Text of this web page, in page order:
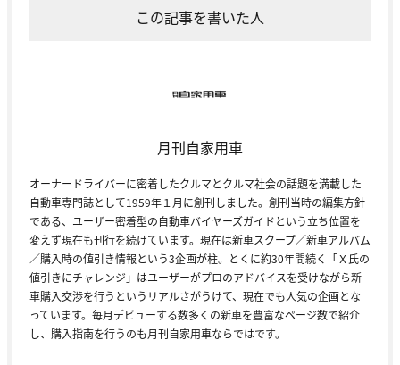
この記事を書いた人
月刊自家用車
オーナードライバーに密着したクルマとクルマ社会の話題を満載した
自動車専門誌として1959年１月に創刊しました。創刊当時の編集方針
である、ユーザー密着型の自動車バイヤーズガイドという立ち位置を
変えず現在も刊行を続けています。現在は新車スクープ／新車アルバム
／購入時の値引き情報という3企画が柱。とくに約30年間続く「Ｘ氏の
値引きにチャレンジ」はユーザーがプロのアドバイスを受けながら新
車購入交渉を行うというリアルさがうけて、現在でも人気の企画とな
っています。毎月デビューする数多くの新車を豊富なページ数で紹介
し、購入指南を行うのも月刊自家用車ならではです。